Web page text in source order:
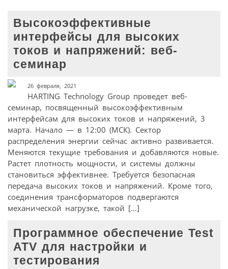
Высокоэффективные
интерфейсы для высоких
токов и напряжений: веб-
семинар
26 февраля, 2021
HARTING Technology Group проведет веб-
семинар, посвященный высокоэффективным
интерфейсам для высоких токов и напряжений, 3
марта. Начало — в 12:00 (МСК). Сектор
распределения энергии сейчас активно развивается.
Меняются текущие требования и добавляются новые.
Растет плотность мощности, и системы должны
становиться эффективнее. Требуется безопасная
передача высоких токов и напряжений. Кроме того,
соединения трансформаторов подвергаются
механической нагрузке, такой […]
Программное обеспечение Test
ATV для настройки и
тестирования